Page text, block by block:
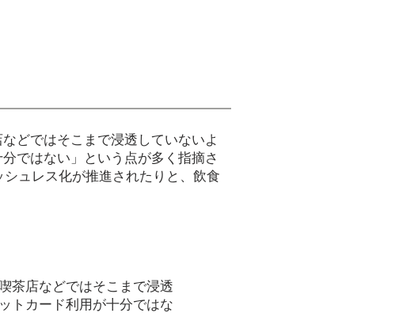
どではそこまで浸透していないよ
ではない」という点が多く指摘さ
ュレス化が推進されたりと、飲食
茶店などではそこまで浸透
トカード利用が十分ではな